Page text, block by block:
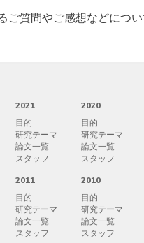
質問やご感想などについ
2021
目的
研究テーマ
論文一覧
スタッフ
2020
目的
研究テーマ
論文一覧
スタッフ
2011
目的
研究テーマ
論文一覧
スタッフ
2010
目的
研究テーマ
論文一覧
スタッフ